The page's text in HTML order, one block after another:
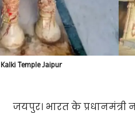
Kalki Temple Jaipur
जयपुर। भारत के